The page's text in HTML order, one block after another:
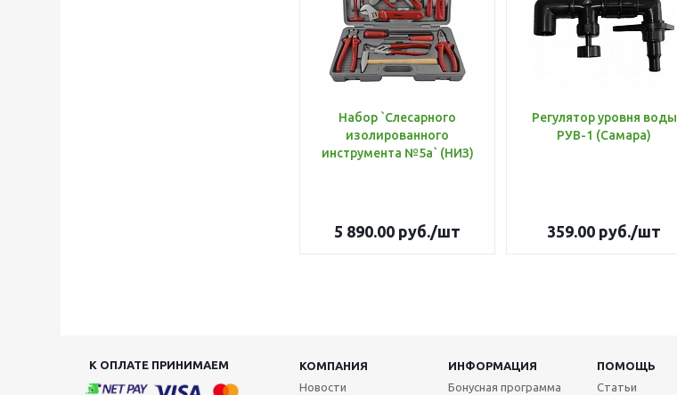
Набор `Слесарного
изолированного
инструмента №5а` (НИЗ)
5 890.00 руб./шт
Регулятор уровня воды
РУВ-1 (Самара)
359.00 руб./шт
К ОПЛАТЕ ПРИНИМАЕМ КОМПАНИЯ ИНФОРМАЦИЯ
ПОМОЩЬ
Новости
Бонусная программа Статьи